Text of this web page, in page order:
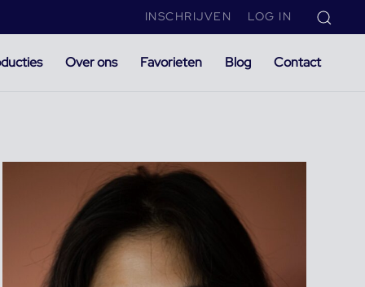
INSCHRIJVEN LOG IN
Over ons Favorieten Blog Contact